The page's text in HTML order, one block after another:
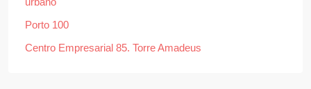
Porto 100
Centro Empresarial 85. Torre Amadeus